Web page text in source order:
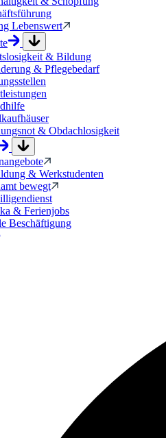
Lebenswert
& Bildung
& Pflegebedarf
& Obdachlosigkeit
& Werkstudenten
bewegt
& Ferienjobs
Beschäftigung